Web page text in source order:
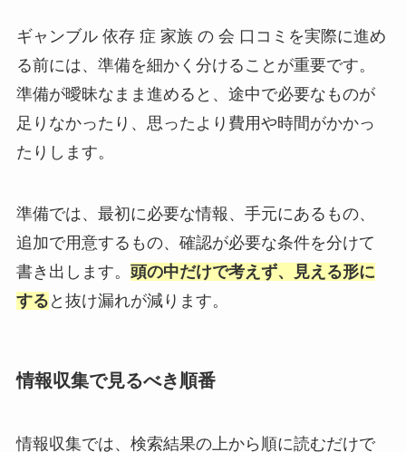
ギャンブル 依存 症 家族 の 会 口コミを実際に進め
る前には、準備を細かく分けることが重要です。
準備が曖昧なまま進めると、途中で必要なものが
足りなかったり、思ったより費用や時間がかかっ
たりします。
準備では、最初に必要な情報、手元にあるもの、
追加で用意するもの、確認が必要な条件を分けて
書き出します。 頭の中だけで考えず、見える形に
する と抜け漏れが減ります。
情報収集で見るべき順番
情報収集では、検索結果の上から順に読むだけで